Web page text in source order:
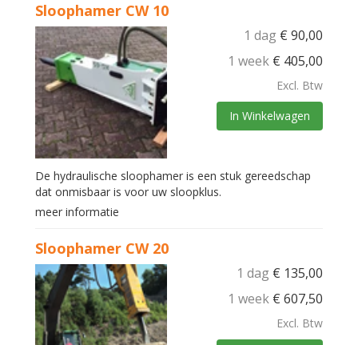
Sloophamer CW 10
1 dag € 90,00
1 week € 405,00
Excl. Btw
In Winkelwagen
De hydraulische sloophamer is een stuk gereedschap
dat onmisbaar is voor uw sloopklus.
meer informatie
Sloophamer CW 20
1 dag € 135,00
1 week € 607,50
Excl. Btw